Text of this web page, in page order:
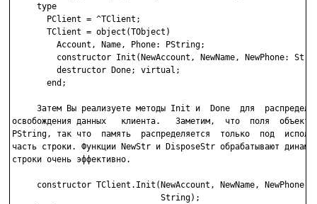
     type
       PClient = ^TClient;
       TClient = object(TObject)
         Account, Name, Phone: PString;
constructor Init(NewAccount, NewName, NewPhone:
         destructor Done; virtual;
       end;
Затем Вы реализуете методы Init и  Done  для
освобождения данных   клиента.   Заметим,  что  поля
PString, так что  память  распределяется  только  под
часть строки. Функции NewStr и DisposeStr обрабатывают
строки очень эффективно.
     constructor TClient.Init(NewAccount, NewName, NewPhone:
                              String);